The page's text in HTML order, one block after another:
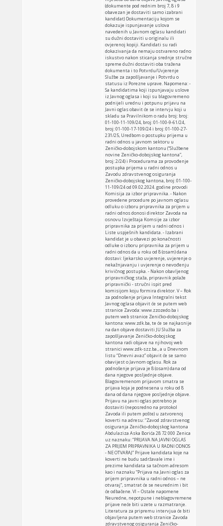
(dokumente pod rednim broj 7, 8 i 9
obavezan je dostaviti samo izabrani
kandidat) Dokumentaciju kojom se
dokazuje ispunjavanje uslova
navedenih u Javnom oglasu kandidati
su dužni dostaviti u originalu ili
ovjerenoj kopiji. Kandidati su radi
dokazivanja da nemaju ostvareno radno
iskustvo nakon sticanja srednje stručne
spreme dužni dostaviti oba tražena
dokumenta i to Potvrdu/Uvjerenje
Službe za zapošljavanje i Potvrdu o
statusu iz Porezne uprave. Napomena: -
Sa kandidatima koji ispunjavaju uslove
iz Javnog oglasa i koji su blagovremeno
podnijeli urednu i potpunu prijavu na
Javni oglas obavit će se intervju koji u
skladu sa Pravilnikom o radu broj: broj:
01-100-11-109/24, broj: 01-100-9-61/24,
broj: 01-100-17-109/24 i broj: 01-100-27-
231/25, Uredbom o postupku prijema u
radni odnos u javnom sektoru u
Zeničko-dobojskom kantonu (“Službene
novine Zeničko-dobojskog kantona”,
broj: 2/24) i Procedurama za provođenje
postupka prijema u radni odnos u
Zavodu zdravstvenog osiguranja
Zeničko-dobojskog kantona, broj: 01-100-
11-109/24 od 09.02.2024. godine provodi
Komisija za izbor pripravnika. - Nakon
provedene procedure po javnom oglasu
odluku o izboru pripravnika za prijem u
radni odnos donosi direktor Zavoda na
osnovu Izvještaja Komsije za izbor
pripravnika za prijem u radni odnos i
Liste uspješnih kandidata. - Izabrani
kandidat je u obavezi po konačnosti
odluke o izboru pripravnika za prijem u
radni odnos da u roku od 8 (osam) dana
dostavi: ljekarsko uvjerenje, uvjerenje o
nekažnjavanju i uvjerenje o nevođenju
krivičnog postupka. - Nakon obavljenog
pripravničkog staža, pripravnik polaže
pripravnički - stručni ispit pred
komisijom koju formira direktor. V – Rok
za podnošenje prijava Integralni tekst
Javnog oglasa objavit će se putem web
stranice Zavoda: www.zzozedo.ba i
putem web stranice Zeničko-dobojskog
kantona: www.zdk.ba, te će se najkasnije
na dan objave dostaviti JU Služba za
zapošljavanje Zeničko-dobojskog
kantona radi objave na njihovoj web
stranici www.zdk-szz.ba., a u Dnevnom
listu “Dnevni avaz” objavit će se samo
obavijest o Javnom oglasu. Rok za
podnošenje prijava je 8 (osam) dana od
dana njegove posljednje objave.
Blagovremenom prijavom smatra se
prijava koja je podnesena u roku od 8
dana od dana njegove posljednje objave.
Prijavu na javni oglas potrebno je
dostaviti (neposredno na protokol
Zavoda ili putem pošte) u zatvorenoj
koverti na adresu: “Zavod zdravstvenog
osiguranja Zeničko-dobojskog kantona
Abdulaziza Aska Borića 28 72 000 Zenica
uz naznaku: “PRIJAVA NA JAVNI OGLAS
ZA PRIJEM PRIPRAVNIKA U RADNI ODNOS
- NE OTVARAJ” Prijave kandidata koje na
koverti ne budu sadržavale ime i
prezime kandidata sa tačnom adresom
kao i naznaku “Prijava na Javni oglas za
prijem pripravnika u radni odnos – ne
otvaraj“, smatrat će se neurednim i bit
će odbačene. VI – Ostale napomene
Neuredne, nepotpune i neblagovremene
prijave neće biti uzete u razmatranje.
Literatura za pripremu intervjua će biti
objavljena putem web stranice Zavoda
zdravstvenog osiguranja Zeničko-